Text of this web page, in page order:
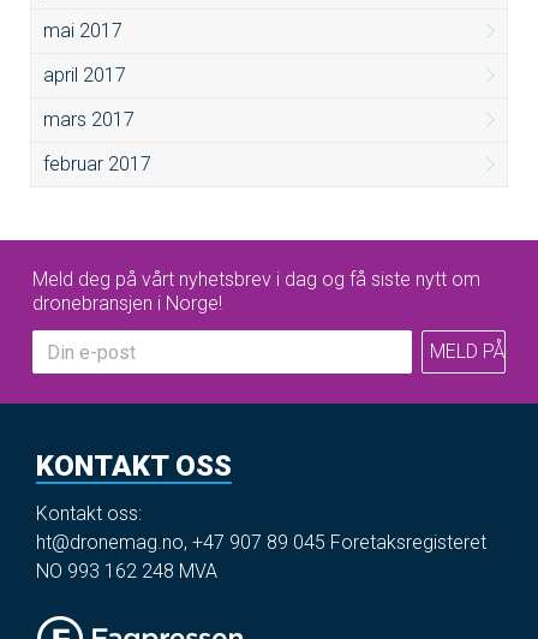
mai 2017
april 2017
mars 2017
februar 2017
Meld deg på vårt nyhetsbrev i dag og få siste nytt om
dronebransjen i Norge!
KONTAKT OSS
Kontakt oss:
ht@dronemag.no, +47 907 89 045 Foretaksregisteret
NO 993 162 248 MVA